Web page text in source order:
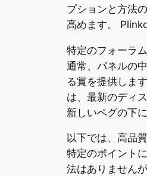
プションと方法
高めます。
特定のフォーラ
通常、パネルの
る賞を提供しま
は、最新のディ
新しいペグの下
以下では、高品
特定のポイント
法はありません